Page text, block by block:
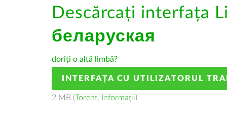
Descărcați interfața
беларуская
doriți o altă limbă?
INTERFAȚA CU UTILIZATORUL
2 MB (Torent, Informații)